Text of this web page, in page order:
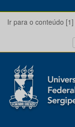
Ir para o conteúdo [1]